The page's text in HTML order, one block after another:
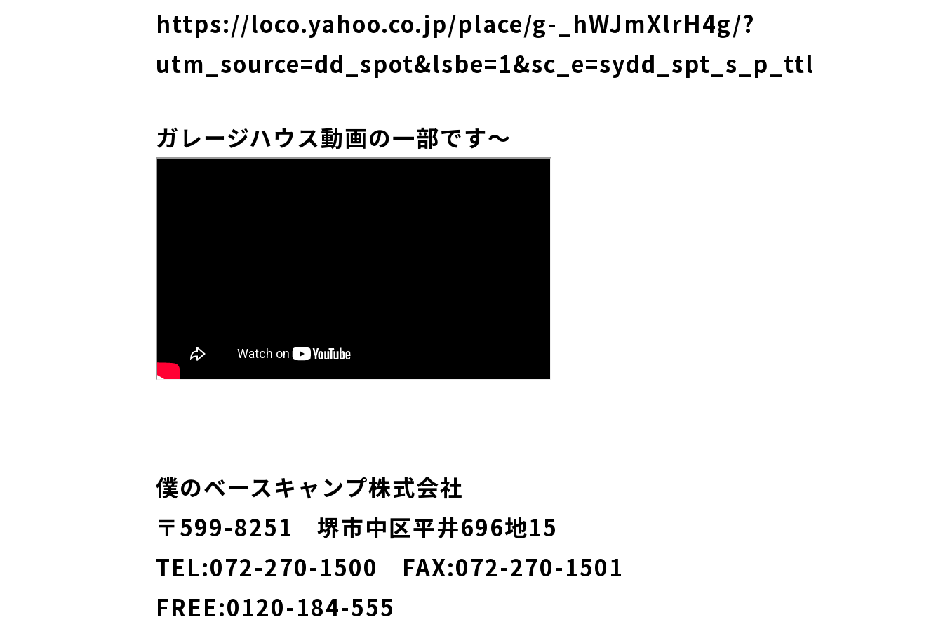
https://loco.yahoo.co.jp/place/g-_hWJmXlrH4g/?
utm_source=dd_spot&lsbe=1&sc_e=sydd_spt_s_p_ttl
ガレージハウス動画の一部です～
僕のベースキャンプ株式会社
〒599-8251 堺市中区平井696地15
TEL:072-270-1500 FAX:072-270-1501
FREE:0120-184-555